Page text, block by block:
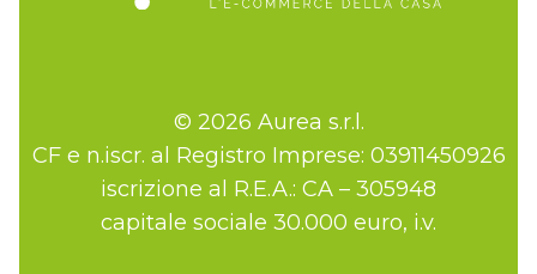
© 2026 Aurea s.r.l.
CF e n.iscr. al Registro Imprese: 03911450926
iscrizione al R.E.A.: CA – 305948
capitale sociale 30.000 euro, i.v.